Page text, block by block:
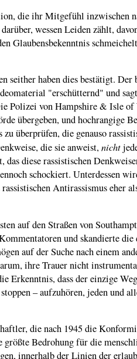
die ihr Mitgefühl inzwischen
wessen Leiden zählt,
Glaubensbekenntnis
seither haben dies bestätigt.
"erschütternd" und
Polizei von Hampshire & Isle
übergeben, und hochrangige
zu überprüfen, die genauso
die sie anweist,nicht
das diese rassistischen
schockiert. Unterdessen
Antirassismus eher
auf den Straßen von
und skandierte
auf der Suche nach einem
ihre Trauer nicht
Erkenntnis, dass der einzige
– aufzuhören, jeden und
die nach 1945 die
größte Bedrohung für die
innerhalb der Linien der